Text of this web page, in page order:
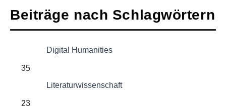
Beiträge nach Schlagwörtern
Digital Humanities
35
Literaturwissenschaft
23